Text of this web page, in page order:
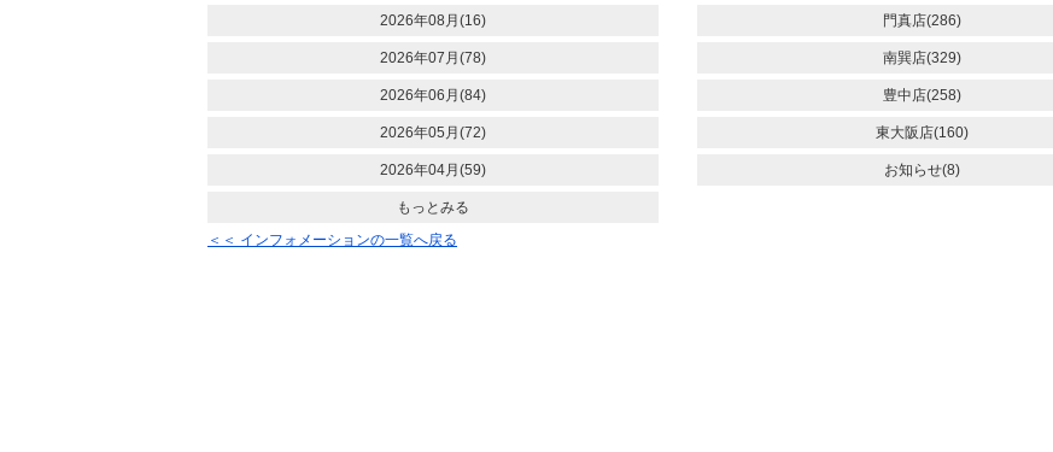
2026年08月(16)
2026年07月(78)
2026年06月(84)
2026年05月(72)
2026年04月(59)
もっとみる
門真店(286)
南巽店(329)
豊中店(258)
東大阪店(160)
お知らせ(8)
＜＜ インフォメーションの一覧へ戻る